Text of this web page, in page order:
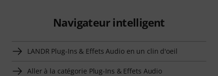
Navigateur intelligent
LANDR Plug-Ins & Effets Audio en un clin d'oeil
Aller à la catégorie Plug-Ins & Effets Audio